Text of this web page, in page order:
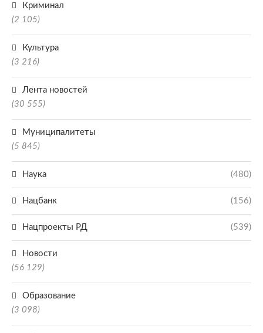
Криминал
(2 105)
Культура
(3 216)
Лента новостей
(30 555)
Муниципалитеты
(5 845)
Наука (480)
Нацбанк (156)
Нацпроекты РД (539)
Новости
(56 129)
Образование
(3 098)